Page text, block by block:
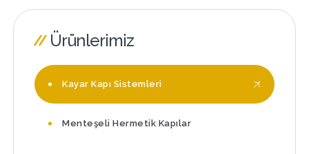
Ürünlerimiz
Kayar Kapı Sistemleri
Menteşeli Hermetik Kapılar